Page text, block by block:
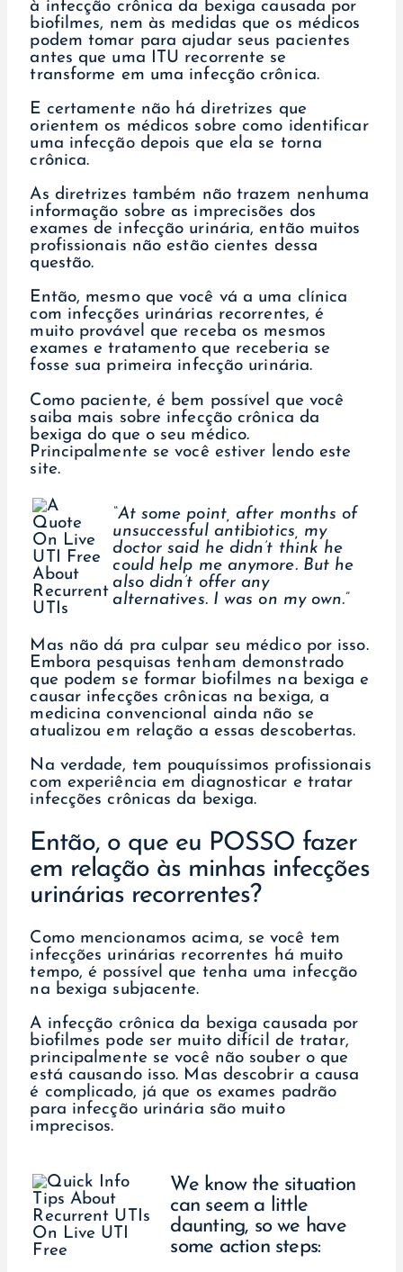
à infecção crônica da bexiga causada por
biofilmes, nem às medidas que os médicos
podem tomar para ajudar seus pacientes
antes que uma ITU recorrente se
transforme em uma infecção crônica.
E certamente não há diretrizes que
orientem os médicos sobre como identificar
uma infecção depois que ela se torna
crônica.
As diretrizes também não trazem nenhuma
informação sobre as imprecisões dos
exames de infecção urinária, então muitos
profissionais não estão cientes dessa
questão.
Então, mesmo que você vá a uma clínica
com infecções urinárias recorrentes, é
muito provável que receba os mesmos
exames e tratamento que receberia se
fosse sua primeira infecção urinária.
Como paciente, é bem possível que você
saiba mais sobre infecção crônica da
bexiga do que o seu médico.
Principalmente se você estiver lendo este
site.
“At some point, after months of
unsuccessful antibiotics, my
doctor said he didn’t think he
could help me anymore. But he
also didn’t offer any
alternatives. I was on my own.”
Mas não dá pra culpar seu médico por isso.
Embora pesquisas tenham demonstrado
que podem se formar biofilmes na bexiga e
causar infecções crônicas na bexiga, a
medicina convencional ainda não se
atualizou em relação a essas descobertas.
Na verdade, tem pouquíssimos profissionais
com experiência em diagnosticar e tratar
infecções crônicas da bexiga.
Então, o que eu POSSO fazer
em relação às minhas infecções
urinárias recorrentes?
Como mencionamos acima, se você tem
infecções urinárias recorrentes há muito
tempo, é possível que tenha uma infecção
na bexiga subjacente.
A infecção crônica da bexiga causada por
biofilmes pode ser muito difícil de tratar,
principalmente se você não souber o que
está causando isso. Mas descobrir a causa
é complicado, já que os exames padrão
para infecção urinária são muito
imprecisos.
We know the situation
can seem a little
daunting, so we have
some action steps: